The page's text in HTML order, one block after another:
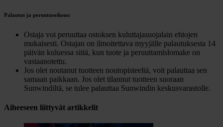
Palautus ja peruutusoikeus:
Ostaja voi peruuttaa ostoksen kuluttajasuojalain ehtojen
mukaisesti. Ostajan on ilmoitettava myyjälle palautuksesta 14
päivän kuluessa siitä, kun tuote ja peruuttamislomake on
vastaanotettu.
Jos olet noutanut tuotteen noutopisteeltä, voit palauttaa sen
samaan paikkaan. Jos olet tilannut tuotteen suoraan
Sunwindiltä, se tulee palauttaa Sunwindin keskusvarastolle.
Aiheeseen liittyvät artikkelit